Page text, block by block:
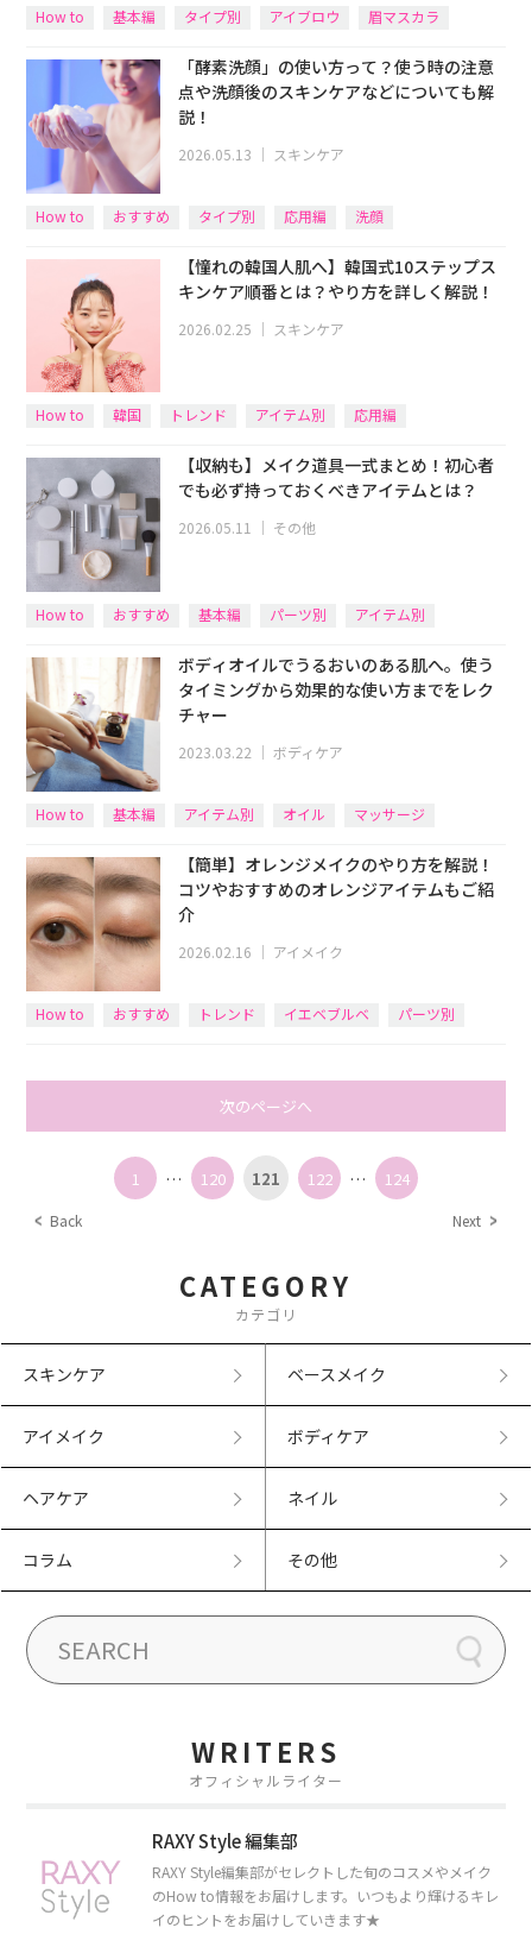
How to 基本編 タイプ別 アイブロウ 眉マスカラ
「酵素洗顔」の使い方って？使う時の注意
点や洗顔後のスキンケアなどについても解
説！
2026.05.13 ｜ スキンケア
How to おすすめ タイプ別 応用編 洗顔
【憧れの韓国人肌へ】韓国式10ステップス
キンケア順番とは？やり方を詳しく解説！
2026.02.25 ｜ スキンケア
How to 韓国 トレンド アイテム別 応用編
【収納も】メイク道具一式まとめ！初心者
でも必ず持っておくべきアイテムとは？
2026.05.11 その他
How to おすすめ 基本編 パーツ別 アイテム別
ボディオイルでうるおいのある肌へ。使う
タイミングから効果的な使い方までをレク
チャー
2023.03.22 ｜ボディケア
How to 基本編 アイテム別 オイル マッサージ
【簡単】オレンジメイクのやり方を解説！
コツやおすすめのオレンジアイテムもご紹
介
2026.02.16 ｜ アイメイク
How to おすすめ トレンド イエベブルベ パーツ別
次のページへ
Back
1 … 120 121 122 … 124
Next
CATEGORY
カテゴリ
スキンケア ベースメイク
アイメイク ボディケア
ヘアケア ネイル
コラム その他
WRITERS
オフィシャルライター
RAXY Style 編集部
RAXY Style編集部がセレクトした旬のコスメやメイク
のHow to情報をお届けします。いつもより輝けるキレ
イのヒントをお届けしていきます★